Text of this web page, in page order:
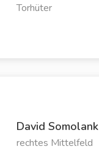
Torhüter
David Somolank
rechtes Mittelfeld